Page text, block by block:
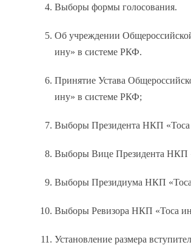
Выборы формы голосования.
Об учреждении
ину» в системе РКФ.
Принятие Устава
ину» в системе РКФ;
Выборы Президента НКП «Тоса
Выборы Вице Президента НКП
Выборы Президиума НКП «Тоса
Выборы Ревизора НКП «Тоса
Установление размера